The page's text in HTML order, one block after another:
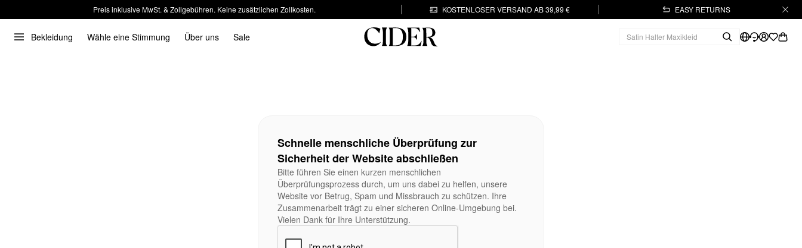
Preis inklusive MwSt. & Zollgebühren. Keine zusätzlichen Zollkosten. KOSTENLOSER VERSAND AB 39,99 € EASY RETURNS
Bekleidung Wähle eine Stimmung Über uns Sale
Schnelle menschliche Überprüfung zur
Sicherheit der Website abschließen
Bitte führen Sie einen kurzen menschlichen
Überprüfungsprozess durch, um uns dabei zu helfen, unsere
Website vor Betrug, Spam und Missbrauch zu schützen. Ihre
Zusammenarbeit trägt zu einer sicheren Online-Umgebung bei.
Vielen Dank für Ihre Unterstützung.